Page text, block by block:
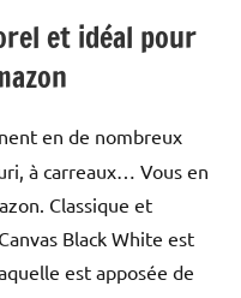
et idéal pour
en de nombreux
à carreaux… Vous en
Classique et
Black White est
est apposée de